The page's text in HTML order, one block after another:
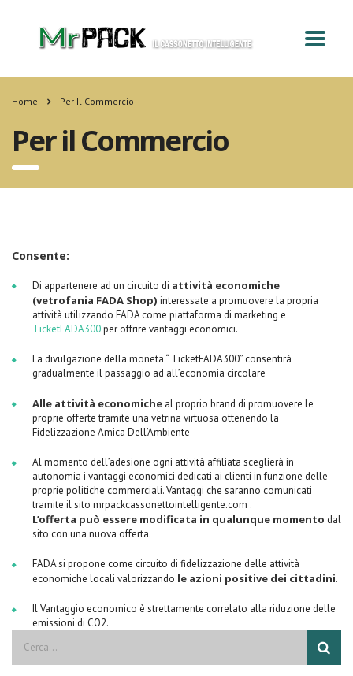
Home Per Il Commercio
Per il Commercio
Consente:
Di appartenere ad un circuito di attività economiche
(vetrofania FADA Shop) interessate a promuovere la propria
attività utilizzando FADA come piattaforma di marketing e
TicketFADA300per offrire vantaggi economici.
La divulgazione della moneta “ TicketFADA300” consentirà
gradualmente il passaggio ad all’economia circolare
Alle attività economiche al proprio brand di promuovere le
proprie offerte tramite una vetrina virtuosa ottenendo la
Fidelizzazione Amica Dell’Ambiente
Al momento dell’adesione ogni attività affiliata sceglierà in
autonomia i vantaggi economici dedicati ai clienti in funzione delle
proprie politiche commerciali. Vantaggi che saranno comunicati
tramite il sito mrpackcassonettointelligente.com .
L’offerta può essere modificata in qualunque momento dal
sito con una nuova offerta.
FADA si propone come circuito di fidelizzazione delle attività
economiche locali valorizzando le azioni positive dei cittadini.
Il Vantaggio economico è strettamente correlato alla riduzione delle
emissioni di CO2.